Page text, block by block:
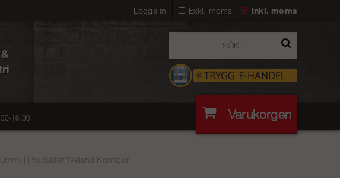
Exkl. moms Inkl. moms
Logga in
16.30 Varukorgen
| Produkter Weland Konfigur